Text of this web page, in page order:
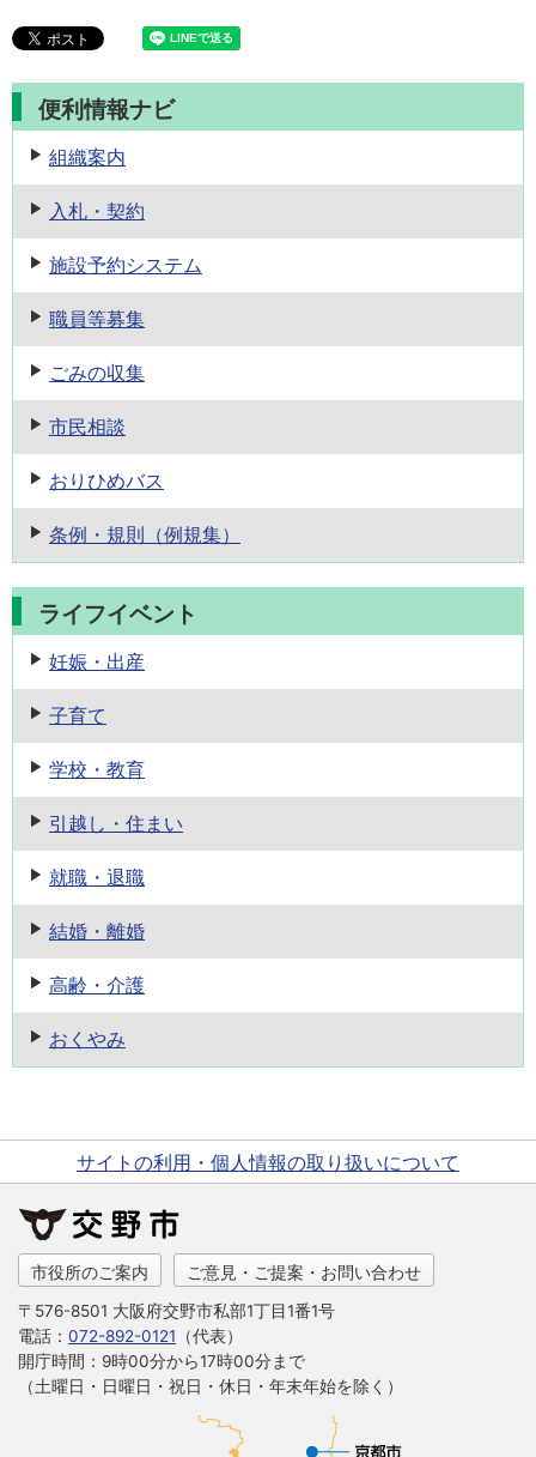
便利情報ナビ
組織案内
入札・契約
施設予約システム
職員等募集
ごみの収集
市民相談
おりひめバス
条例・規則 （例規集）
ライフイベント
妊娠・出産
子育て
学校・教育
引越し・住まい
就職・退職
結婚・離婚
高齢・介護
おくやみ
サイトの利用・個人情報の取り扱いについて
市役所のご案内 ご意見・ご提案・お問い合わせ
〒576-8501 大阪府交野市私部1丁目1番1号
電話： 072-892-0121 （代表）
開庁時間：9時00分から17時00分まで
（土曜日・日曜日・祝日・休日・年末年始を除く）